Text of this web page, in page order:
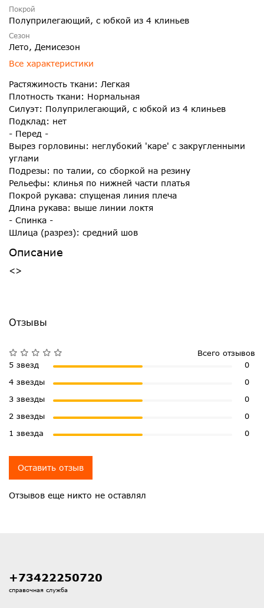
Покрой
Полуприлегающий, с юбкой из 4 клиньев
Сезон
Лето, Демисезон
Все характеристики
Растяжимость ткани: Легкая
Плотность ткани: Нормальная
Силуэт: Полуприлегающий, с юбкой из 4 клиньев
Подклад: нет
- Перед -
Вырез горловины: неглубокий 'каре' с закругленными
углами
Подрезы: по талии, со сборкой на резину
Рельефы: клинья по нижней части платья
Покрой рукава: спущеная линия плеча
Длина рукава: выше линии локтя
- Спинка -
Шлица (разрез): средний шов
Описание
<>
Отзывы
Отзывов еще никто не оставлял
Всего отзывов
5 звезд
0
4 звезды
0
3 звезды
0
2 звезды
0
1 звезда
0
Оставить отзыв
+73422250720
справочная служба